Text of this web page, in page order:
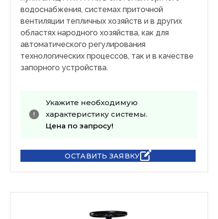
водоснабжения, системах приточной
вентиляции тепличных хозяйств и в других
областях народного хозяйства, как для
автоматического регулирования
технологических процессов, так и в качестве
запорного устройства.
Укажите необходимую
характеристику системы.
Цена по запросу!
ОСТАВИТЬ ЗАЯВКУ